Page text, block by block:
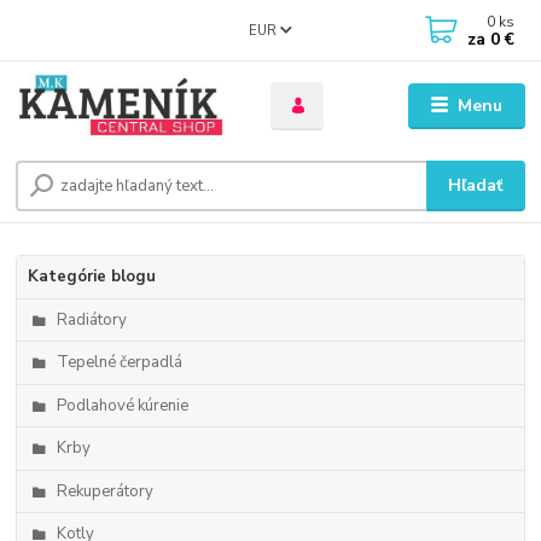
Menu
EUR
Hľadať
0 ks
za 0 €
Kategórie blogu
Radiátory
Tepelné čerpadlá
Podlahové kúrenie
Krby
Rekuperátory
Kotly